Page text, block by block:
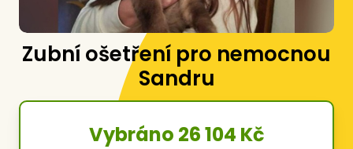
Zubní ošetření pro nemocnou
Sandru
Vybráno 26 104 Kč